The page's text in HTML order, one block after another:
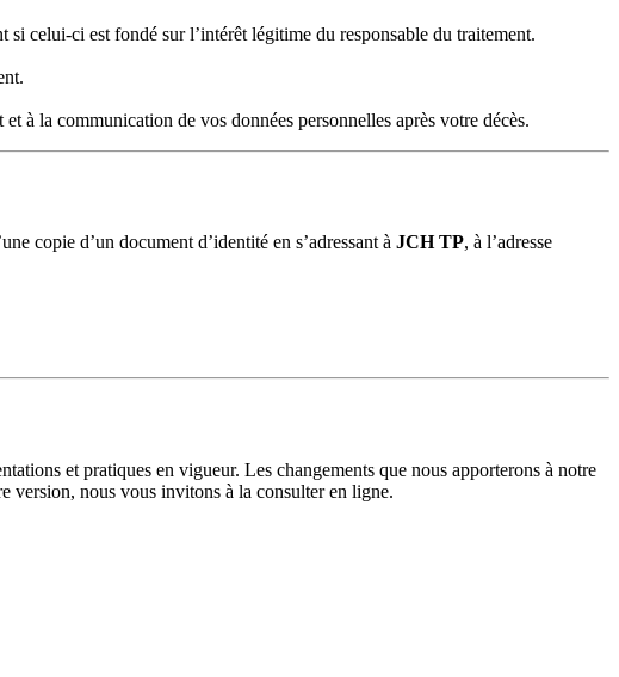
celui-ci est fondé sur l’intérêt légitime du responsable du traitement.
à la communication de vos données personnelles après votre décès.
copie d’un document d’identité en s’adressant à JCH TP, à l’adresse
et pratiques en vigueur. Les changements que nous apporterons à notre
version, nous vous invitons à la consulter en ligne.